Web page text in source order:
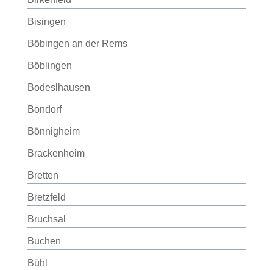
Bisingen
Böbingen an der Rems
Böblingen
Bodeslhausen
Bondorf
Bönnigheim
Brackenheim
Bretten
Bretzfeld
Bruchsal
Buchen
Bühl